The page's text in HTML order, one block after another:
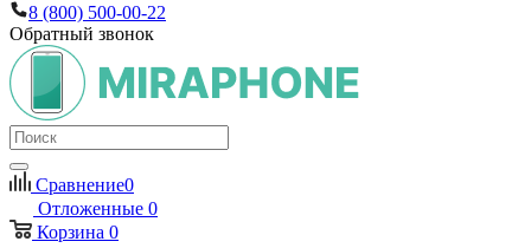
8 (800) 500-00-22
Обратный звонок
Сравнение0
Отложенные 0
Корзина 0